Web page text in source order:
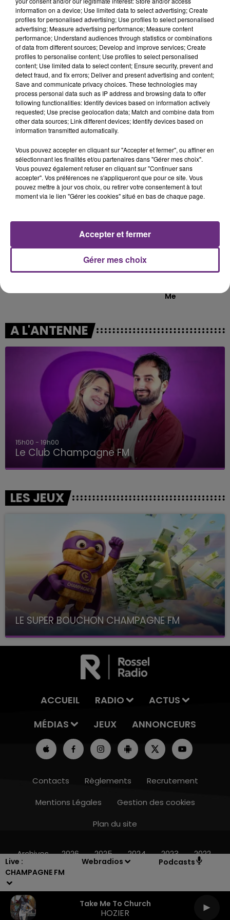
Live :
CHAMPAGNE FM
Webradios Podcasts
Take Me To Church
HOZIER
6h57
6h57
HOZIER
6h55
6h55
Mi Chico
6h52
6h52 6h46
6h46
Me
A L'ANTENNE
15h00 - 19h00
Le Club Champagne FM
LES JEUX
LE SUPER BOUCHON CHAMPAGNE FM
avec La Famille Champagne FM, à 8H10
ACCUEIL RADIO
ACTUS
MÉDIAS
JEUX ANNONCEURS
Contacts Règlements
Recrutement
Mentions Légales
Gestion des cookies
Plan du site
Archives 2026 2025 2024 2023 2022
information on a device; Use limited data to select advertising; Create
profiles for personalised advertising; Use profiles to select personalised
advertising; Measure advertising performance; Measure content
performance; Understand audiences through statistics or combinations
of data from different sources; Develop and improve services; Create
profiles to personalise content; Use profiles to select personalised
content; Use limited data to select content; Ensure security, prevent and
detect fraud, and fix errors; Deliver and present advertising and content;
Save and communicate privacy choices. These technologies may
process personal data such as IP address and browsing data to offer
following functionalities: Identify devices based on information actively
requested; Use precise geolocation data; Match and combine data from
other data sources; Link different devices; Identify devices based on
information transmitted automatically.
Vous pouvez accepter en cliquant sur "Accepter et fermer", ou affiner en
sélectionnant les finalités et/ou partenaires dans "Gérer mes choix".
Vous pouvez également refuser en cliquant sur "Continuer sans
accepter". Vos préférences ne s'appliqueront que pour ce site. Vous
pouvez mettre à jour vos choix, ou retirer votre consentement à tout
moment via le lien "Gérer les cookies" situé en bas de chaque page.
Gérer mes choix
Accepter et fermer